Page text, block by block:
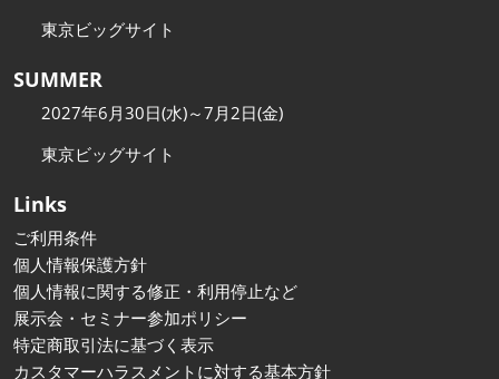
東京ビッグサイト
SUMMER
2027年6月30日(水)～7月2日(金)
東京ビッグサイト
Links
ご利用条件
個人情報保護方針
個人情報に関する修正・利用停止など
展示会・セミナー参加ポリシー
特定商取引法に基づく表示
カスタマーハラスメントに対する基本方針